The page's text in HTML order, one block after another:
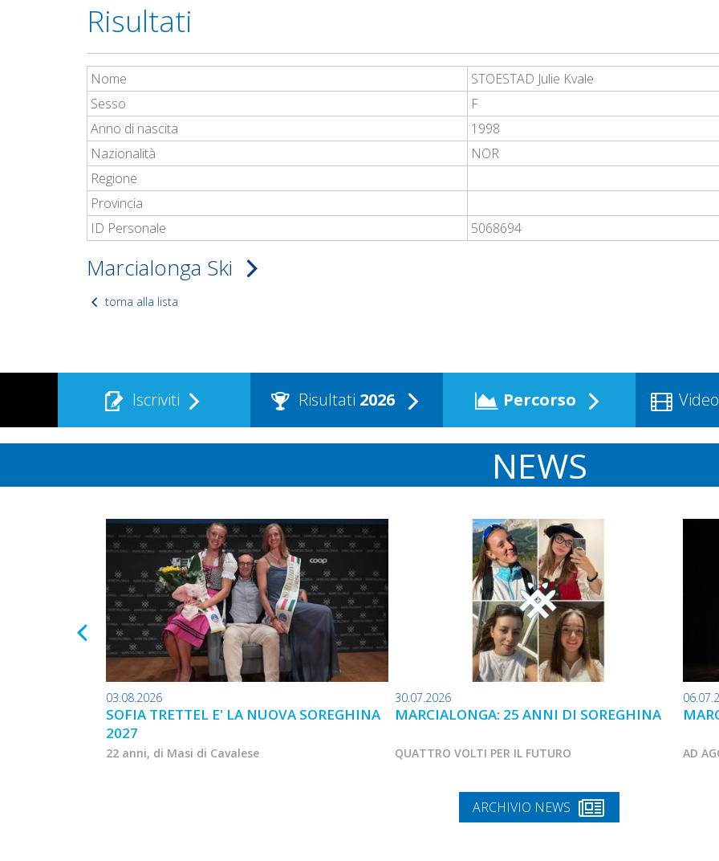
Risultati
Nome
STOESTAD Julie Kvale
Sesso
F
Anno di nascita
1998
Nazionalità
NOR
Regione
Provincia
ID Personale
5068694
Marcialonga Ski
torna alla lista
Iscriviti Risultati 2026 Percorso Video
NEWS
03.08.2026
SOFIA TRETTEL E' LA NUOVA SOREGHINA
2027
22 anni, di Masi di Cavalese
30.07.2026
MARCIALONGA: 25 ANNI DI SOREGHINA
QUATTRO VOLTI PER IL FUTURO AD
ARCHIVIO NEWS